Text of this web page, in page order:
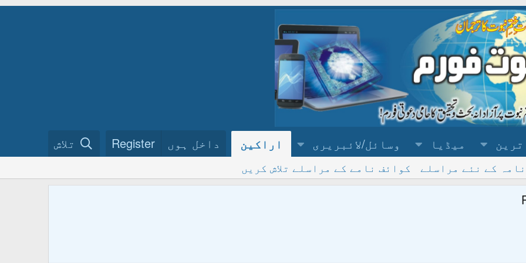
میڈیا وسائل/لائبریری اراکین داخل ہوں Register تلاش
کے نئے مراسلے کوائف نامے کے مراسلے تلاش کریں